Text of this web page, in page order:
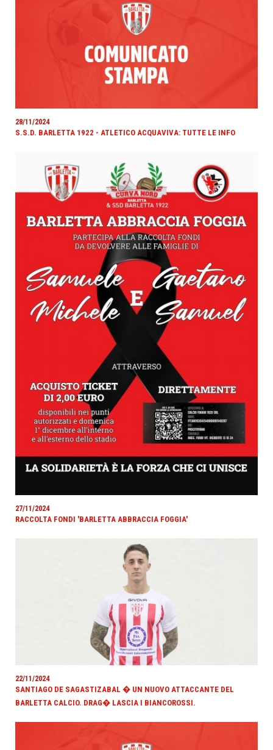
28/11/2024
S.S.D. BARLETTA 1922 - ATLETICO ACQUAVIVA: TUTTE LE INFO
27/11/2024
RACCOLTA FONDI 'BARLETTA ABBRACCIA FOGGIA'
22/11/2024
SANTIAGO DE SAGASTIZABAL � UN NUOVO ATTACCANTE DEL
BARLETTA CALCIO. DRAG� LASCIA I BIANCOROSSI.